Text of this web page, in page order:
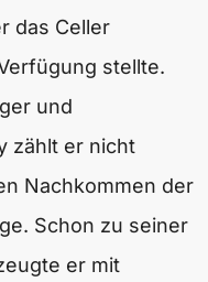
das Celler
stellte.
und
zählt er nicht
Nachkommen der
Schon zu seiner
er mit